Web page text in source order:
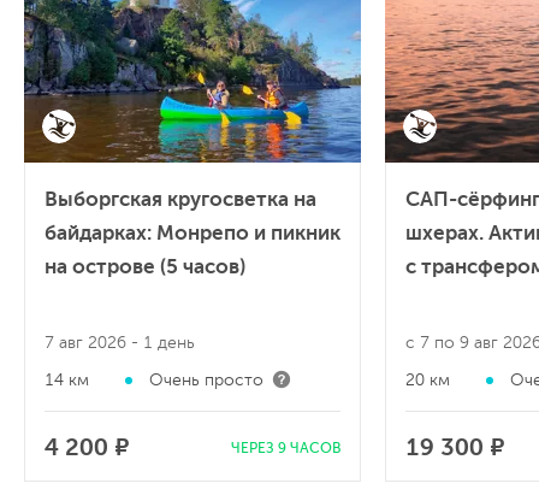
Выборгская кругосветка на
байдарках: Монрепо и пикник
на острове (5 часов)
7 авг 2026 - 1 день
14 км Очень просто
4 200 ₽ ЧЕРЕЗ 9 ЧАСОВ
САП-
шхерах.
с
с 7 по 9 авг
20 км
19 300 ₽